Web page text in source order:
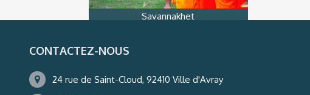
Savannakhet
CONTACTEZ-NOUS
24 rue de Saint-Cloud, 92410 Ville d'Avray